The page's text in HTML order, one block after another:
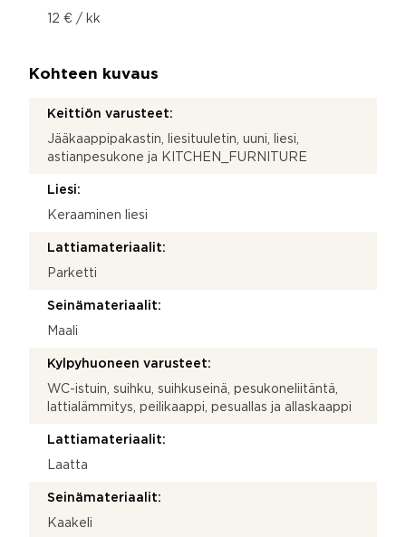
12 € / kk
Kohteen kuvaus
Keittiön varusteet:
Jääkaappipakastin, liesituuletin, uuni, liesi,
astianpesukone ja KITCHEN_FURNITURE
Liesi:
Keraaminen liesi
Lattiamateriaalit:
Parketti
Seinämateriaalit:
Maali
Kylpyhuoneen varusteet:
WC-istuin, suihku, suihkuseinä, pesukoneliitäntä,
lattialämmitys, peilikaappi, pesuallas ja allaskaappi
Lattiamateriaalit:
Laatta
Seinämateriaalit:
Kaakeli